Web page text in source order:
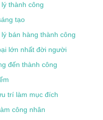
thành công
tạo
bán hàng thành công
lớn nhất đời người
đến thành công
trí làm mục đích
công nhân